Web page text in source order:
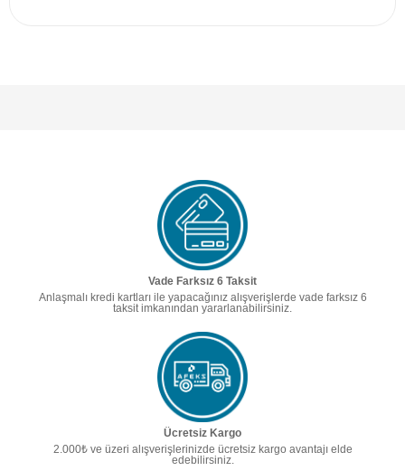
Vade Farksız 6 Taksit
Anlaşmalı kredi kartları ile yapacağınız alışverişlerde vade farksız 6
taksit imkanından yararlanabilirsiniz.
Ücretsiz Kargo
2.000₺ ve üzeri alışverişlerinizde ücretsiz kargo avantajı elde
edebilirsiniz.